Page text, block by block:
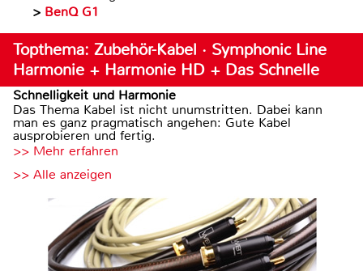
> BenQ G1
Topthema: Zubehör-Kabel · Symphonic Line
Harmonie + Harmonie HD + Das Schnelle
Schnelligkeit und Harmonie
Das Thema Kabel ist nicht unumstritten. Dabei kann
man es ganz pragmatisch angehen: Gute Kabel
ausprobieren und fertig.
>> Mehr erfahren
>> Alle anzeigen